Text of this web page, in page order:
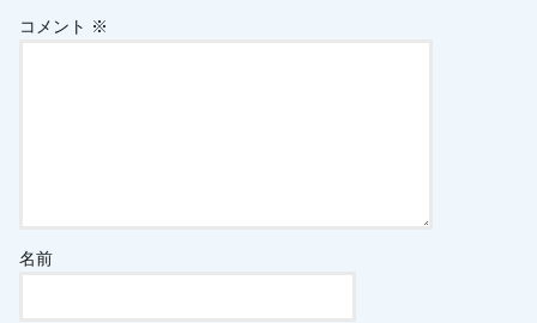
コメント ※
名前